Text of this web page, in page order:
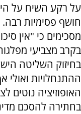
על רקע השיח על
מסכימים כי "אין
בקרב מצביעי
בחיזוק השליטה
ההתנחלויות ואולי
האופוזיציה נוטים
בחתירה להסכם